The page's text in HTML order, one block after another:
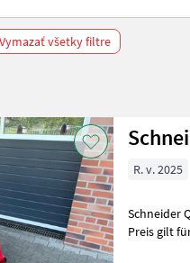
Vymazať všetky filtre
R. v. 2025
Schneider Quader-
Preis gilt